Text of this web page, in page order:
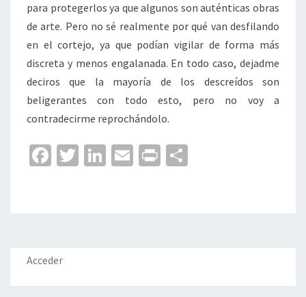
para protegerlos ya que algunos son auténticas obras
de arte. Pero no sé realmente por qué van desfilando
en el cortejo, ya que podían vigilar de forma más
discreta y menos engalanada. En todo caso, dejadme
deciros que la mayoría de los descreídos son
beligerantes con todo esto, pero no voy a
contradecirme reprochándolo.
Fa
o
o
k
T
er
Li
dI
n
E
l
Pr
p
ar
Acceder